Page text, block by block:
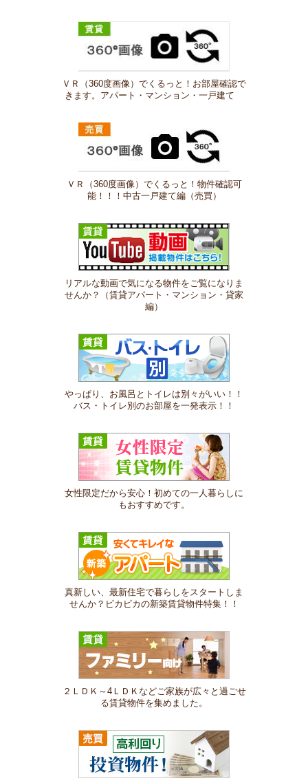
ＶＲ（360度画像）でくるっと！お部屋確認で
きます。アパート・マンション・一戸建て
ＶＲ（360度画像）でくるっと！物件確認可
能！！！中古一戸建て編（売買）
リアルな動画で気になる物件をご覧になりま
せんか？（賃貸アパート・マンション・貸家
編）
やっぱり、お風呂とトイレは別々がいい！！
バス・トイレ別のお部屋を一発表示！！
女性限定だから安心！初めての一人暮らしに
もおすすめです。
真新しい、最新住宅で暮らしをスタートしま
せんか？ピカピカの新築賃貸物件特集！！
２ＬＤＫ～4ＬＤＫなどご家族が広々と過ごせ
る賃貸物件を集めました。